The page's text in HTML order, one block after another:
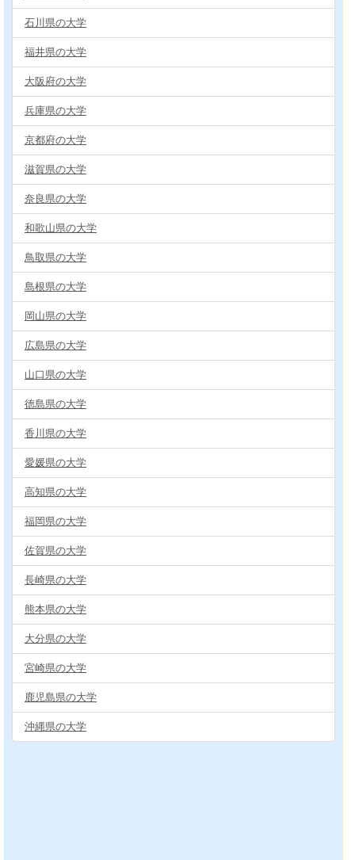
石川県の大学
福井県の大学
大阪府の大学
兵庫県の大学
京都府の大学
滋賀県の大学
奈良県の大学
和歌山県の大学
鳥取県の大学
島根県の大学
岡山県の大学
広島県の大学
山口県の大学
徳島県の大学
香川県の大学
愛媛県の大学
高知県の大学
福岡県の大学
佐賀県の大学
長崎県の大学
熊本県の大学
大分県の大学
宮崎県の大学
鹿児島県の大学
沖縄県の大学